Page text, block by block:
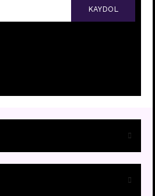
üye girişi yapınız.
KAYDOL